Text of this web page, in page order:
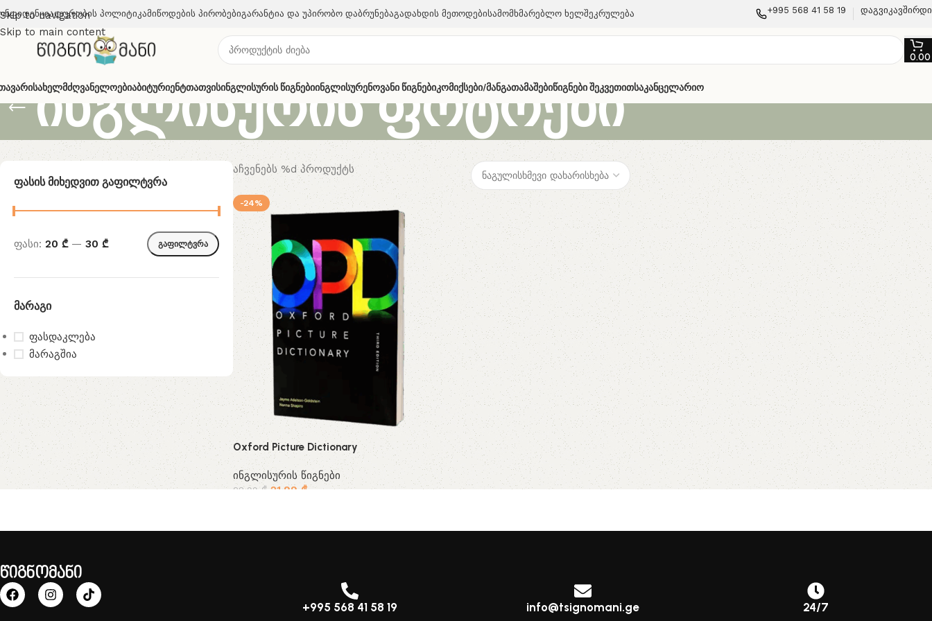
Skip to navigation
Skip to main content
ᲞოლიტიკაᲛიწოდების ᲞირობებიᲒარანტია Და Უპირობო ᲓაბრუნებაᲒადახდის ᲛეთოდებიᲡამომხმარებლო Ხელშეკრულება +995 568 41 58 19
0.00
ᲡახელმძღვანელოებიᲐბიტურიენტთათვისᲘნგლისურის ᲬიგნებიᲘნგლისურენოვანი ᲬიგნებიᲙომიქსები/მანგაᲗამაშებიᲬიგნები ᲨეკვეთითᲡაკანცელარიო
ინგლისურის ფოტოები
Ფასის Მიხედვით Გაფილტვრა
გაფილტვრა
ფასი: 20 ₾— 30 ₾
Მარაგი
ფასდაკლება
მარაგშია
აჩვენებს %d პროდუქტს
-24%
Oxford Picture Dictionary
ინგლისურის წიგნები
28.99₾ 21.99 ₾
წიგნომანი
+995 568 41 58 19 info@tsignomani.ge 24/7